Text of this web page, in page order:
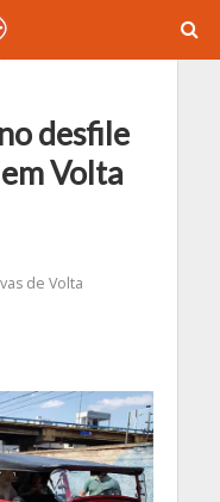
desfile
Volta
de Volta